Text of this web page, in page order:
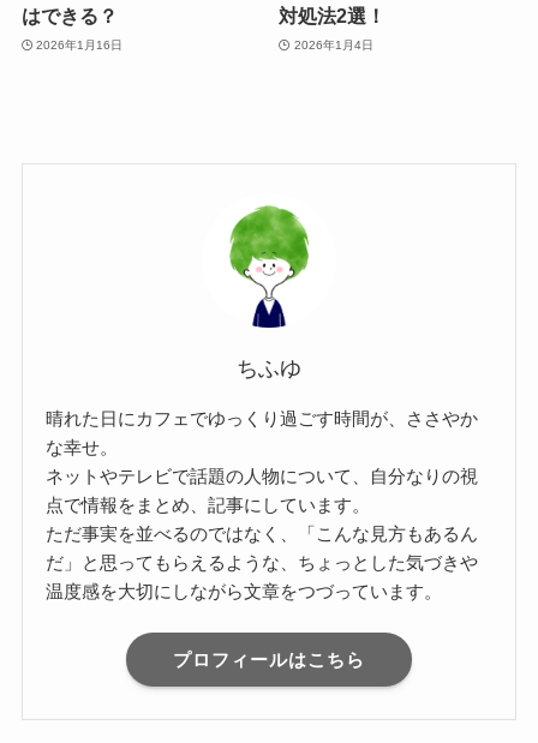
はできる？
2026年1月16日
対処法2選！
2026年1月4日
ちふゆ
晴れた日にカフェでゆっくり過ごす時間が、ささやか
な幸せ。
ネットやテレビで話題の人物について、自分なりの視
点で情報をまとめ、記事にしています。
ただ事実を並べるのではなく、「こんな見方もあるん
だ」と思ってもらえるような、ちょっとした気づきや
温度感を大切にしながら文章をつづっています。
プロフィールはこちら